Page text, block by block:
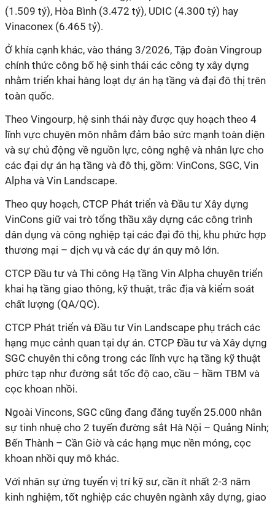
(1.509 tỷ), Hòa Bình (3.472 tỷ), UDIC (4.300 tỷ) hay
Vinaconex (6.465 tỷ).
Ở khía cạnh khác, vào tháng 3/2026, Tập đoàn Vingroup
chính thức công bố hệ sinh thái các công ty xây dựng
nhằm triển khai hàng loạt dự án hạ tầng và đại đô thị trên
toàn quốc.
Theo Vingourp, hệ sinh thái này được quy hoạch theo 4
lĩnh vực chuyên môn nhằm đảm bảo sức mạnh toàn diện
và sự chủ động về nguồn lực, công nghệ và nhân lực cho
các đại dự án hạ tầng và đô thị, gồm: VinCons, SGC, Vin
Alpha và Vin Landscape.
Theo quy hoạch, CTCP Phát triển và Đầu tư Xây dựng
VinCons giữ vai trò tổng thầu xây dựng các công trình
dân dụng và công nghiệp tại các đại đô thị, khu phức hợp
thương mại – dịch vụ và các dự án quy mô lớn.
CTCP Đầu tư và Thi công Hạ tầng Vin Alpha chuyên triển
khai hạ tầng giao thông, kỹ thuật, trắc địa và kiểm soát
chất lượng (QA/QC).
CTCP Phát triển và Đầu tư Vin Landscape phụ trách các
hạng mục cảnh quan tại dự án. CTCP Đầu tư và Xây dựng
SGC chuyên thi công trong các lĩnh vực hạ tầng kỹ thuật
phức tạp như đường sắt tốc độ cao, cầu – hầm TBM và
cọc khoan nhồi.
Ngoài Vincons, SGC cũng đang đăng tuyển 25.000 nhân
sự tinh nhuệ cho 2 tuyến đường sắt Hà Nội – Quảng Ninh;
Bến Thành – Cần Giờ và các hạng mục nền móng, cọc
khoan nhồi quy mô khác.
Với nhân sự ứng tuyển vị trí kỹ sư, cần ít nhất 2-3 năm
kinh nghiệm, tốt nghiệp các chuyên ngành xây dựng, giao